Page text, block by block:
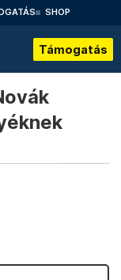
SHOP
Támogatás